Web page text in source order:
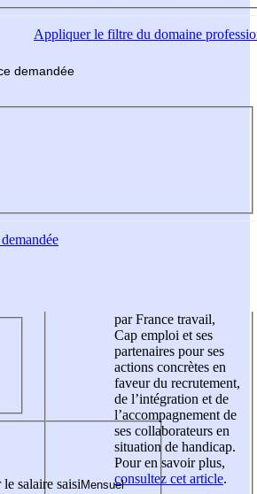
Appliquerle filtre du domaine
demandée
salaire saisi
par France travail,
Cap emploi et ses
partenaires pour ses
actions concrètes en
faveur du recrutement,
de l’intégration et de
l’accompagnement de
ses collaborateurs en
situation de handicap.
Pour en savoir plus,
consultez cet article.